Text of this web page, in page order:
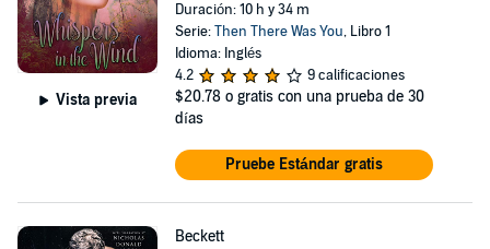
Vista previa
Duración: 10 h y 34 m
Serie:Then There Was You, Libro 1
Idioma: Inglés
4.2
9 calificaciones
$20.78 o gratis con una prueba de 30
días
Pruebe Estándar gratis
Beckett